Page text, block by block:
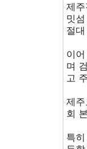
제
밋
절
이
며
고
제
회
특